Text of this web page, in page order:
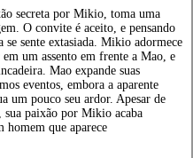
secreta por Mikio, toma uma
O convite é aceito, e pensando
se sente extasiada. Mikio adormece
um assento em frente a Mao, e
Mao expande suas
eventos, embora a aparente
um pouco seu ardor. Apesar de
sua paixão por Mikio acaba
homem que aparece